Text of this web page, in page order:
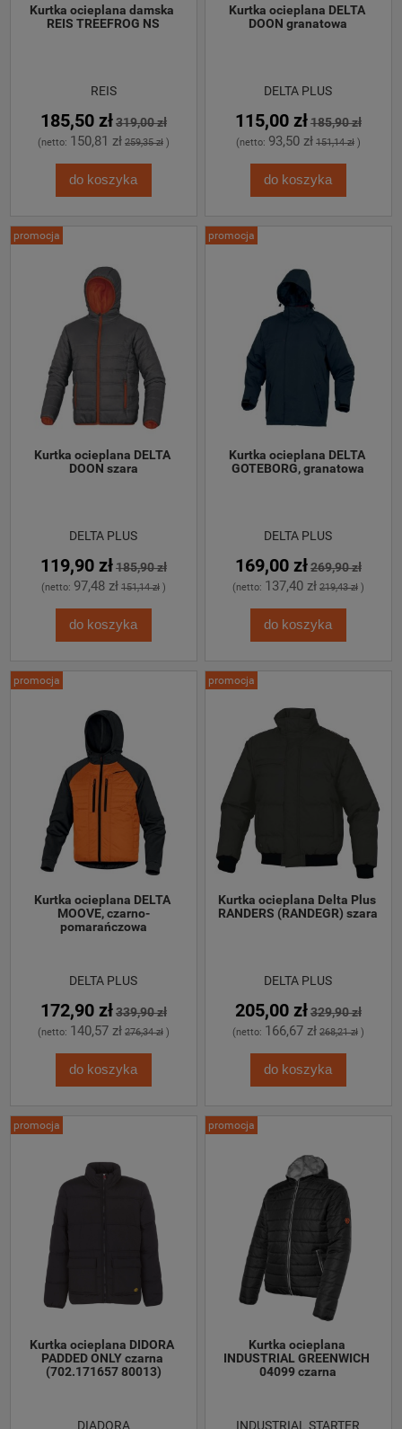
Kurtka ocieplana damska
REIS TREEFROG NS
REIS
185,50 zł319,00 zł
(netto: 150,81 zł 259,35 zł)
do koszyka
Kurtka ocieplana DELTA
DOON granatowa
DELTA PLUS
115,00 zł185,90 zł
(netto: 93,50 zł 151,14 zł)
do koszyka
Kurtka ocieplana DELTA
DOON szara
DELTA PLUS
119,90 zł185,90 zł
(netto: 97,48 zł 151,14 zł)
do koszyka
promocja
Kurtka ocieplana DELTA
GOTEBORG, granatowa
DELTA PLUS
169,00 zł269,90 zł
(netto: 137,40 zł 219,43 zł)
do koszyka
promocja
Kurtka ocieplana DELTA
MOOVE, czarno-
pomarańczowa
DELTA PLUS
172,90 zł339,90 zł
(netto: 140,57 zł 276,34 zł)
do koszyka
promocja
Kurtka ocieplana Delta Plus
RANDERS (RANDEGR) szara
DELTA PLUS
205,00 zł329,90 zł
(netto: 166,67 zł 268,21 zł)
do koszyka
promocja
Kurtka ocieplana DIDORA
PADDED ONLY czarna
(702.171657 80013)
DIADORA
promocja
Kurtka ocieplana
INDUSTRIAL GREENWICH
04099 czarna
INDUSTRIAL STARTER
promocja